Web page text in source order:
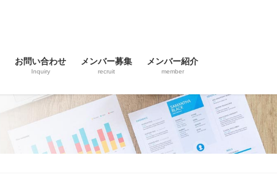
お問い合わせ
Inquiry
メンバー募集
recruit
メンバー紹介
member